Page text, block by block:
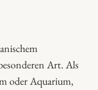
Art. Als
oder Aquarium,